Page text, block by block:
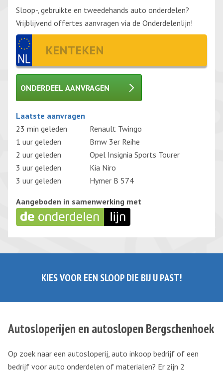
Sloop-, gebruikte en tweedehands auto onderdelen?
Vrijblijvend offertes aanvragen via de Onderdelenlijn!
ONDERDEEL AANVRAGEN
Gelieve dit veld leeg te laten.
Laatste aanvragen
23 min geleden
Renault Twingo
1 uur geleden
Bmw 3er Reihe
2 uur geleden
Opel Insignia Sports Tourer
3 uur geleden
Kia Niro
3 uur geleden
Hymer B 574
Aangeboden in samenwerking met
KIES VOOR EEN SLOOP DIE BIJ U PAST!
Autosloperijen en autoslopen Bergschenhoek
Op zoek naar een autosloperij, auto inkoop bedrijf of een
bedrijf voor auto onderdelen of materialen? Er zijn 2